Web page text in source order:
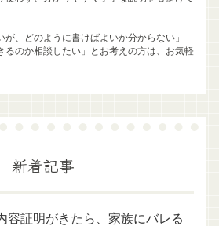
が、どのように書けばよいか分からない」
るのか相談したい」とお考えの方は、お気軽
新着記事
容証明がきたら、家族にバレる